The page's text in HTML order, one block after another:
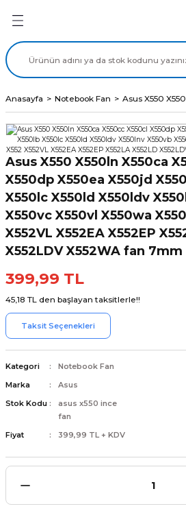
Ekran Panel
Data Kablo
Anasayfa Notebook Fan Asus X550
Asus X550 X550ln X550ca
X550dp X550ea X550jd
X550lc X550ld X550ldv
X550vc X550vl X550wa
X552VL X552EA X552EP
X552LDV X552WA fan 7mm
399,99 TL
45,18 TL den başlayan taksitlerle!!
Taksit Seçenekleri
Kategori
Notebook Fan
Marka
Asus
Stok Kodu
asus x550 ince
fan
Fiyat
399,99 TL + KDV